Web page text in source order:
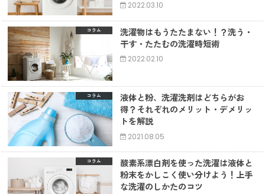
2022.03.10
コラム
洗濯物はもうたたまない！？洗う・
干す・たたむの洗濯時短術
2022.02.10
コラム
液体と粉、洗濯洗剤はどちらがお
得？それぞれのメリット・デメリッ
トを解説
2021.08.05
コラム
酸素系漂白剤を使った洗濯は液体と
粉末をかしこく使い分けよう！上手
な洗濯のしかたのコツ